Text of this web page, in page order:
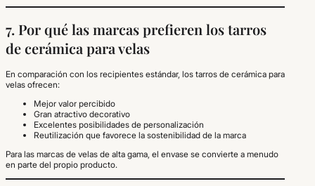
7. Por qué las marcas prefieren los tarros
de cerámica para velas
En comparación con los recipientes estándar, los tarros de cerámica para
velas ofrecen:
Mejor valor percibido
Gran atractivo decorativo
Excelentes posibilidades de personalización
Reutilización que favorece la sostenibilidad de la marca
Para las marcas de velas de alta gama, el envase se convierte a menudo
en parte del propio producto.